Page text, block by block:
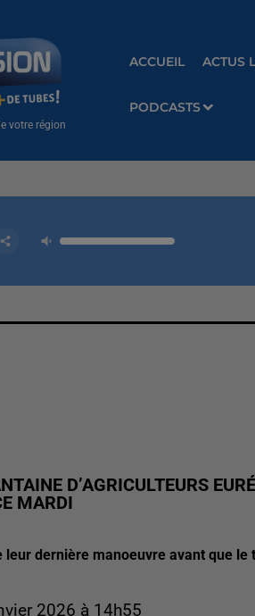
votre région
ACCUEIL ACTUS
PODCASTS
D’AGRICULTEURS
MARDI
leur dernière manoeuvre avant que
2026 à 14h55